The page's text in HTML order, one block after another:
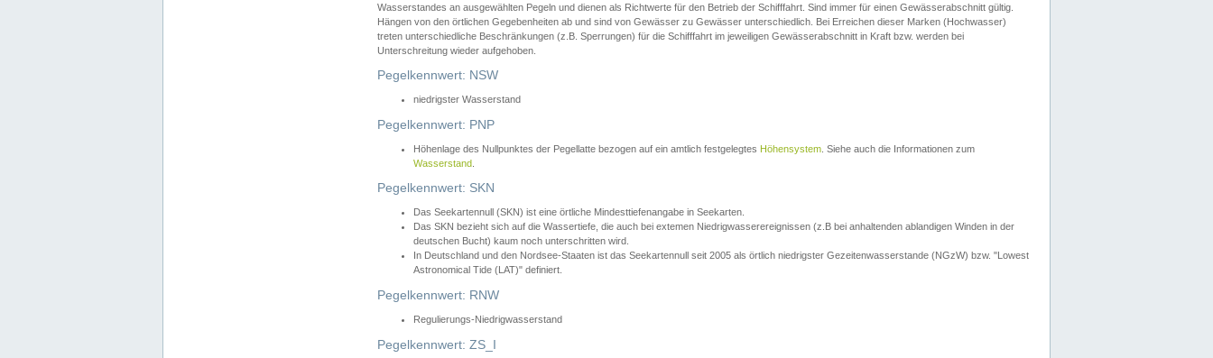
Wasserstandes an ausgewählten Pegeln und dienen als Richtwerte für den Betrieb der Schifffahrt. Sind immer für einen Gewässerabschnitt gültig.
Hängen von den örtlichen Gegebenheiten ab und sind von Gewässer zu Gewässer unterschiedlich. Bei Erreichen dieser Marken (Hochwasser)
treten unterschiedliche Beschränkungen (z.B. Sperrungen) für die Schifffahrt im jeweiligen Gewässerabschnitt in Kraft bzw. werden bei
Unterschreitung wieder aufgehoben.
Pegelkennwert: NSW
niedrigster Wasserstand
Pegelkennwert: PNP
Höhenlage des Nullpunktes der Pegellatte bezogen auf ein amtlich festgelegtes Höhensystem . Siehe auch die Informationen zum
Wasserstand
Pegelkennwert: SKN
Das Seekartennull (SKN) ist eine örtliche Mindesttiefenangabe in Seekarten.
Das SKN bezieht sich auf die Wassertiefe, die auch bei extemen Niedrigwasserereignissen (z.B bei anhaltenden ablandigen Winden in der
deutschen Bucht) kaum noch unterschritten wird.
In Deutschland und den Nordsee-Staaten ist das Seekartennull seit 2005 als örtlich niedrigster Gezeitenwasserstande (NGzW) bzw. "Lowest
Astronomical Tide (LAT)" definiert.
Pegelkennwert: RNW
Regulierungs-Niedrigwasserstand
Pegelkennwert: ZS_I